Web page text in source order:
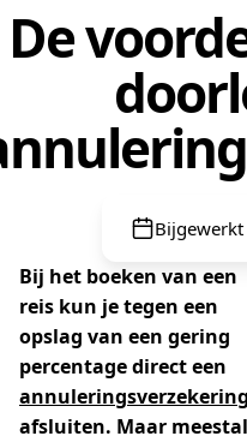
De
Bij het boeken van een
reis kun je tegen een
opslag van een gering
percentage direct een
annuleringsverzekering
afsluiten. Maar meestal